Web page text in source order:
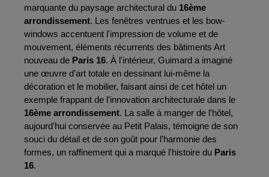
marquante du paysage architectural du 16ème
arrondissement. Les fenêtres ventrues et les bow-
windows accentuent l'impression de volume et de
mouvement, éléments récurrents des bâtiments Art
nouveau de Paris 16. À l'intérieur, Guimard a imaginé
une œuvre d’art totale en dessinant lui-même la
décoration et le mobilier, faisant ainsi de cet hôtel un
16ème arrondissement. La salle à manger de l'hôtel,
aujourd'hui conservée au Petit Palais, témoigne de son
souci du détail et de son goût pour l’harmonie des
formes, un raffinement qui a marqué l'histoire du Paris
16.